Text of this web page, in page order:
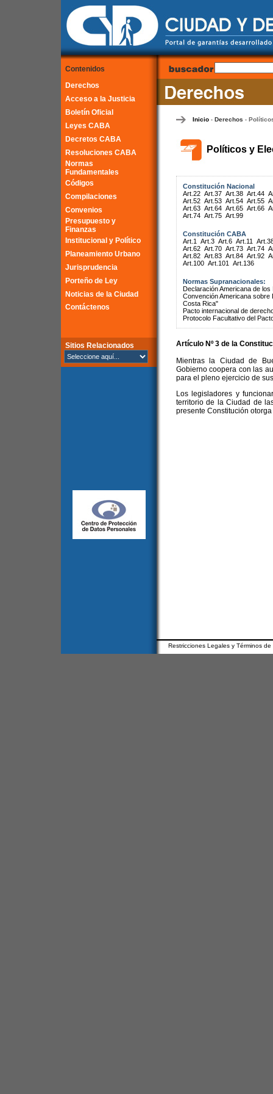
Contenidos
Derechos
Acceso a la Justicia
Boletín Oficial
Leyes CABA
Decretos CABA
Resoluciones CABA
Normas
Fundamentales
Códigos
Compilaciones
Convenios
Presupuesto y
Finanzas
Institucional y Político
Planeamiento Urbano
Jurisprudencia
Porteño de Ley
Noticias de la Ciudad
Contáctenos
Sitios Relacionados
Inicio- Derechos -
Políticos y
Constitución Nacional
Art.22 Art.37 Art.38 Art.44
Art.52 Art.53 Art.54 Art.55
Art.63 Art.64 Art.65 Art.66
Art.74 Art.75 Art.99
Constitución CABA
Art.1
Art.3 Art.6 Art.11
Art.62 Art.70 Art.73 Art.74
Art.82 Art.83 Art.84 Art.92
Art.100 Art.101 Art.136
Normas Supranacionales:
Declaración Americana de
Convención Americana
Costa Rica"
Pacto internacional de
Protocolo Facultativo del
Artículo Nº 3 de la
Mientras la Ciudad de
Gobierno coopera con las
para el pleno ejercicio de
Los legisladores y
territorio de la Ciudad de
presente Constitución
Restricciones Legales y Términos de